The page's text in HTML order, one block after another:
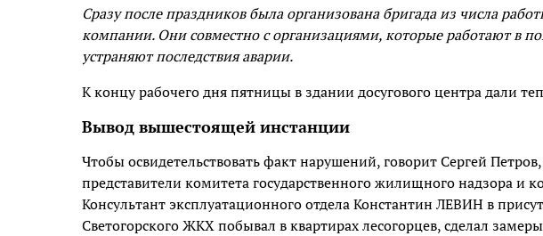
Сразу после праздников была организована бригада из числа
компании. Они совместно с организациями, которые работают в
устраняют последствия аварии.
К концу рабочего дня пятницы в здании досугового центра дали
Вывод вышестоящей инстанции
Чтобы освидетельствовать факт нарушений, говорит Сергей
представители комитета государственного жилищного надзора и
Консультант эксплуатационного отдела Константин ЛЕВИН в
Светогорского ЖКХ побывал в квартирах лесогорцев, сделал